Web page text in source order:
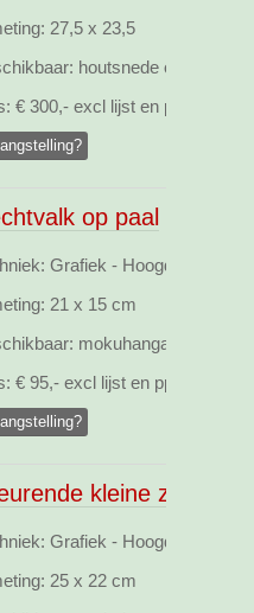
27,5 x 23,5
houtsnede opl.35
€ 300,- excl lijst en pp
op paal
Grafiek - Hoogdruk,
21 x 15 cm
mokuhanga opl.18
€ 95,- excl lijst en pp
kleine
Grafiek - Hoogdruk,
25 x 22 cm